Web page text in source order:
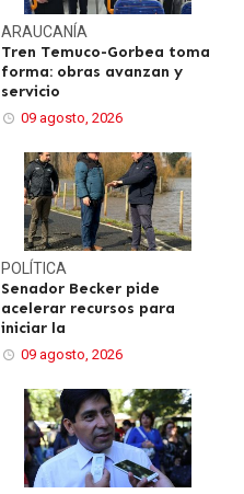
ARAUCANÍA
Tren Temuco-Gorbea toma
forma: obras avanzan y
servicio
09 agosto, 2026
POLÍTICA
Senador Becker pide
acelerar recursos para
iniciar la
09 agosto, 2026